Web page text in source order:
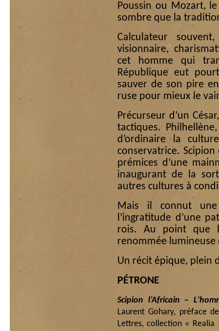
Poussin ou Mozart,
sombre que la
Calculateur
visionnaire,
cet homme qui
République eut
sauver de son pire
ruse pour mieux le
Précurseur d’un
tactiques.
d’ordinaire la
conservatrice.
prémices d’une
inaugurant de la
autres cultures à
Mais il connut
l’ingratitude d’une
rois. Au point que
renommée lumineuse
Un récit épique, plein
PÉTRONE
Scipion l’Africain –
Laurent Gohary, préface
Lettres, collection «